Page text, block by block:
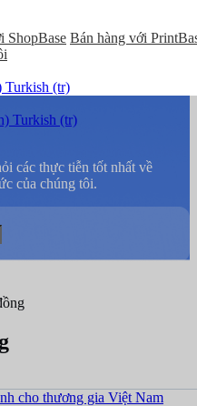
ShopBase Bán hàng với
Turkish (tr)
Turkish (tr)
các thực tiễn tốt nhất về
của chúng tôi.
cho thương gia Việt Nam